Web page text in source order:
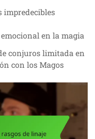
impredecibles
en la magia
conjuros limitada en
con los Magos